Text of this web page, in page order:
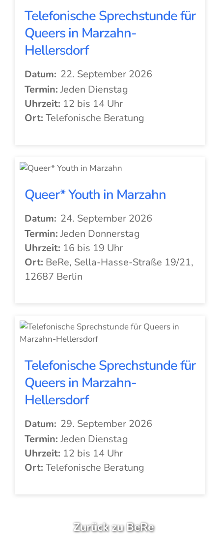
Telefonische Sprechstunde für
Queers in Marzahn-
Hellersdorf
Datum: 22. September 2026
Termin: Jeden Dienstag
Uhrzeit: 12 bis 14 Uhr
Ort: Telefonische Beratung
Queer* Youth in Marzahn
Datum: 24. September 2026
Termin: Jeden Donnerstag
Uhrzeit: 16 bis 19 Uhr
Ort: BeRe, Sella-Hasse-Straße 19/21,
12687 Berlin
Telefonische Sprechstunde für
Queers in Marzahn-
Hellersdorf
Datum: 29. September 2026
Termin: Jeden Dienstag
Uhrzeit: 12 bis 14 Uhr
Ort: Telefonische Beratung
Zurück zu BeRe